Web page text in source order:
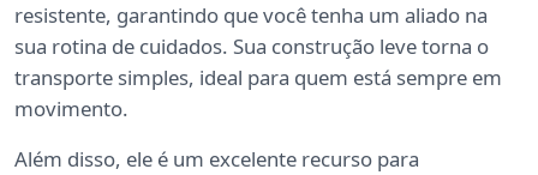
resistente, garantindo que você tenha um aliado na
sua rotina de cuidados. Sua construção leve torna o
transporte simples, ideal para quem está sempre em
movimento.
Além disso, ele é um excelente recurso para